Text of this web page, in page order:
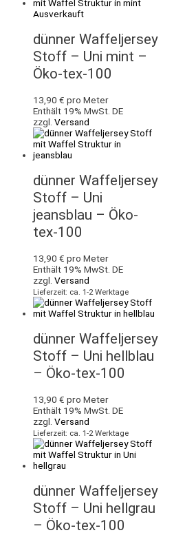
Ausverkauft
dünner Waffeljersey
Stoff – Uni mint –
Öko-tex-100
13,90 € pro Meter
Enthält 19% MwSt. DE
zzgl. Versand
dünner Waffeljersey
Stoff – Uni
jeansblau – Öko-
tex-100
13,90 € pro Meter
Enthält 19% MwSt. DE
zzgl. Versand
Lieferzeit: ca. 1-2 Werktage
dünner Waffeljersey
Stoff – Uni hellblau
– Öko-tex-100
13,90 € pro Meter
Enthält 19% MwSt. DE
zzgl. Versand
Lieferzeit: ca. 1-2 Werktage
dünner Waffeljersey
Stoff – Uni hellgrau
– Öko-tex-100